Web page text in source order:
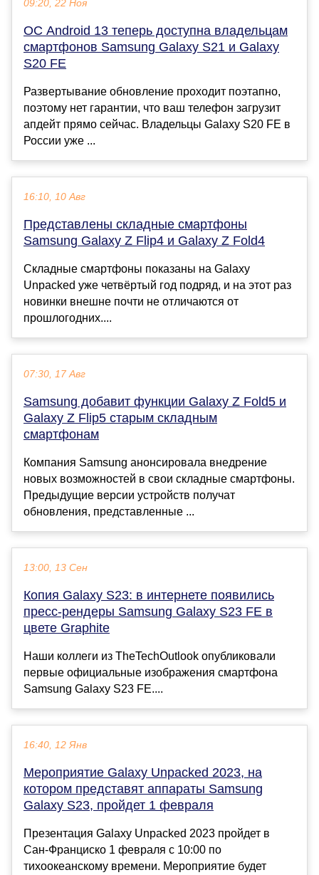
09:20, 22 Ноя
ОС Android 13 теперь доступна владельцам
смартфонов Samsung Galaxy S21 и Galaxy
S20 FE
Развертывание обновление проходит поэтапно,
поэтому нет гарантии, что ваш телефон загрузит
апдейт прямо сейчас. Владельцы Galaxy S20 FE в
России уже ...
16:10, 10 Авг
Представлены складные смартфоны
Samsung Galaxy Z Flip4 и Galaxy Z Fold4
Складные смартфоны показаны на Galaxy
Unpacked уже четвёртый год подряд, и на этот раз
новинки внешне почти не отличаются от
прошлогодних....
07:30, 17 Авг
Samsung добавит функции Galaxy Z Fold5 и
Galaxy Z Flip5 старым складным
смартфонам
Компания Samsung анонсировала внедрение
новых возможностей в свои складные смартфоны.
Предыдущие версии устройств получат
обновления, представленные ...
13:00, 13 Сен
Копия Galaxy S23: в интернете появились
пресс-рендеры Samsung Galaxy S23 FE в
цвете Graphite
Наши коллеги из TheTechOutlook опубликовали
первые официальные изображения смартфона
Samsung Galaxy S23 FE....
16:40, 12 Янв
Мероприятие Galaxy Unpacked 2023, на
котором представят аппараты Samsung
Galaxy S23, пройдет 1 февраля
Презентация Galaxy Unpacked 2023 пройдет в
Сан-Франциско 1 февраля с 10:00 по
тихоокеанскому времени. Мероприятие будет